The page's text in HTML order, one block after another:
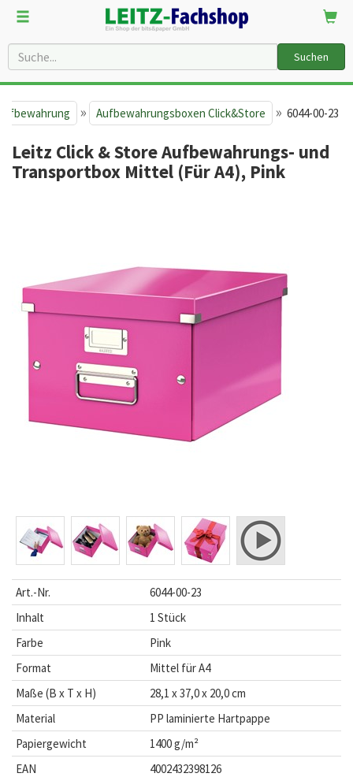
Suchen
» Aufbewahrungsboxen Click&Store » 6044-00-23
Leitz Click & Store Aufbewahrungs- und
Transportbox Mittel (Für A4), Pink
Art.-Nr.
6044-00-23
Inhalt
1 Stück
Farbe
Pink
Format
Mittel für A4
Maße (B x T x H)
28,1 x 37,0 x 20,0 cm
Material
PP laminierte Hartpappe
Papiergewicht
1400 g/m²
EAN
4002432398126